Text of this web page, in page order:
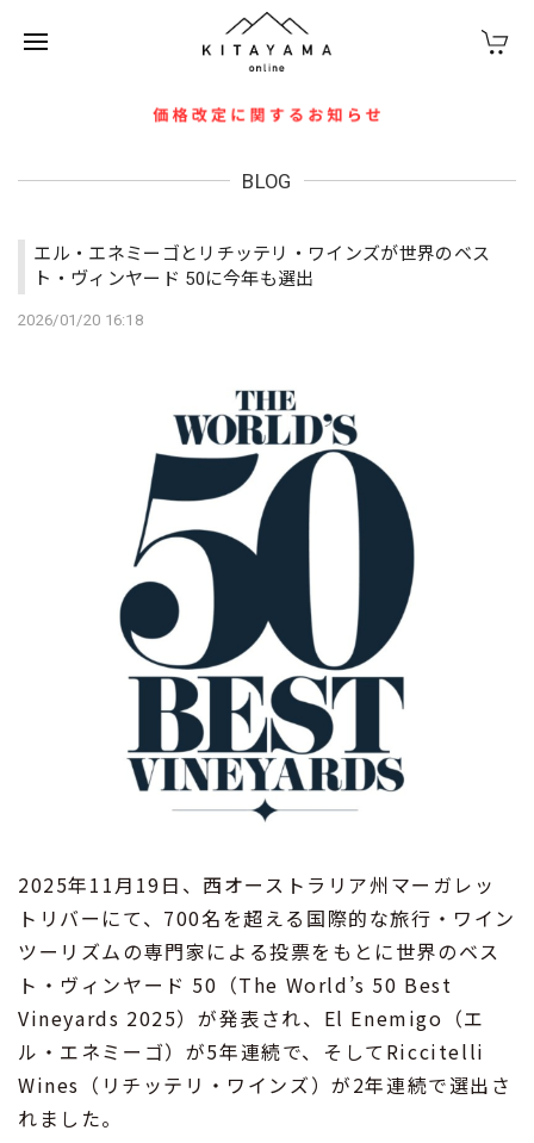
BLOG
エル・エネミーゴとリチッテリ・ワインズが世界のベス
ト・ヴィンヤード 50に今年も選出
2026/01/20 16:18
2025年11月19日、西オーストラリア州マーガレッ
トリバーにて、700名を超える国際的な旅行・ワイン
ツーリズムの専門家による投票をもとに世界のベス
ト・ヴィンヤード 50（The World’s 50 Best
Vineyards 2025）が発表され、El Enemigo（エ
ル・エネミーゴ）が5年連続で、そしてRiccitelli
Wines（リチッテリ・ワインズ）が2年連続で選出さ
れました。